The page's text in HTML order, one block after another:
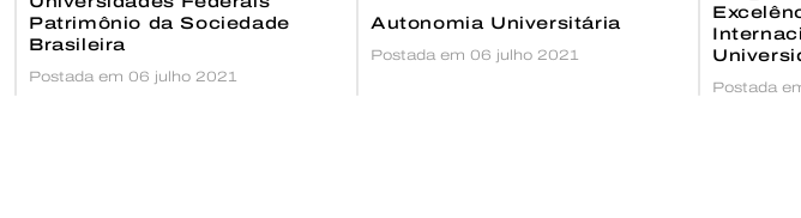
Patrimônio da Sociedade
Brasileira
Postada em 06 julho 2021
Autonomia Universitária
Postada em 06 julho 2021
Postada